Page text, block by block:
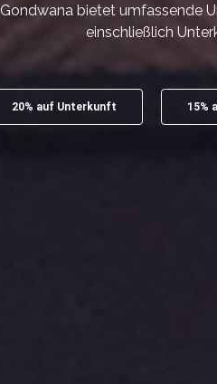
Gondwana bietet umfassende
einschließlich
20% auf Unterkunft 15%